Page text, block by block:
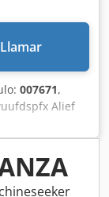
Llamar
007671,
Alief
pinzas: 7